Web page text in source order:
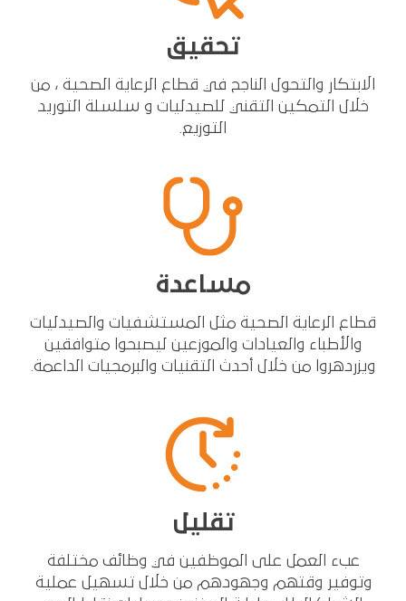
تحقيق
الابتكار والتحول الناجح في قطاع الرعاية الصحية ، من
خلال التمكين التقني للصيدليات و سلسلة التوريد
التوزيع.
مساعدة
قطاع الرعاية الصحية مثل المستشفيات والصيدليات
والأطباء والعيادات والموزعين ليصبحوا متوافقين
ويزردهروا من خلال أحدث التقنيات والبرمجيات الداعمة.
تقليل
عبء العمل على الموظفين في وظائف مختلفة
وتوفير وقتهم وجهودهم من خلال تسهيل عملية